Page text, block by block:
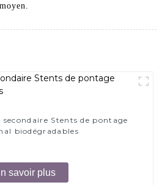
Stents de pontage
biodégradables
savoir plus